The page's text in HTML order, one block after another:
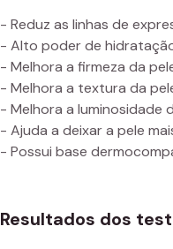
- Reduz as linhas de
- Alto poder de
- Melhora a firmeza da
- Melhora a textura da
- Melhora a luminosidade
- Ajuda a deixar a pele
- Possui base
Resultados dos